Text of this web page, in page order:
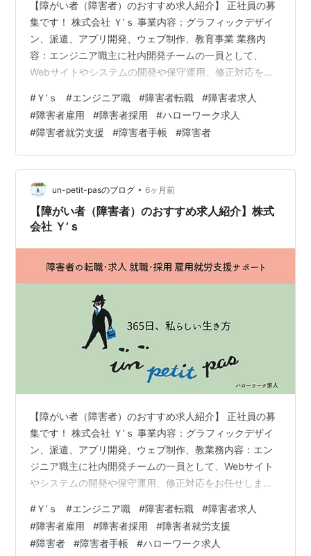
【障がい者（障害者）のおすすめ求人紹介】 正社員の募
集です！ 株式会社 Ｙ’ｓ 事業内容：グラフィックデザイ
ン、派遣、アプリ開発、ウェブ制作、教育事業 業務内
容：エンジニア職主に社内開発チームの一員として、
Webサイトやシステムの開発や保守運用、修正対応をお
テップアップも可能です。＊Webサイトやアプリの開
発・改修作業、新規機能追加や既存機能の改善、テスト
業務や動作確認・バグ報告・修正補助、社内システムの
データ入力・管理サポート 必要な経験：あれば尚可
（Webサイトやアプリ開発経験1年以上） 勤務地最寄り
駅：渋谷駅ー東京都渋谷区 【詳細問い合わ…
#Ｙ’ｓ #エンジニア職 #障害者転職 #障害者求人
#障害者雇用 #障害者採用 #ハローワーク求人
#障害者就労支援 #障害者手帳 #障害者
un-petit-pasのブログ • 6ヶ月前
【障がい者（障害者）のおすすめ求人紹介】株式
会社 Ｙ’ｓ
【障がい者（障害者）のおすすめ求人紹介】 正社員の募
集です！ 株式会社 Ｙ’ｓ 事業内容：グラフィックデザイ
ン、派遣、アプリ開発、ウェブ制作、教業務内容：エン
ジニア職主に社内開発チームの一員として、Webサイト
やシステムの開発や保守運用、修正対応をお任せしま
ップも可能です。 業務内容：エンジニア職主に社内開発
チームの一員として、Webサイトやシステムの開発や保
守運用、修正対応をお任せします。スキルに応じて、よ
#Ｙ’ｓ #エンジニア職 #障害者転職 #障害者求人
#障害者雇用 #障害者採用 #障害者就労支援
#障害者 #障害者手帳 #ハローワーク求人